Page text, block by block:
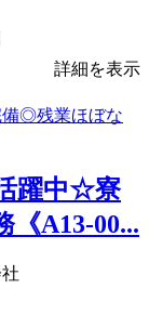
詳細を表示
躍中☆寮
A13-00...